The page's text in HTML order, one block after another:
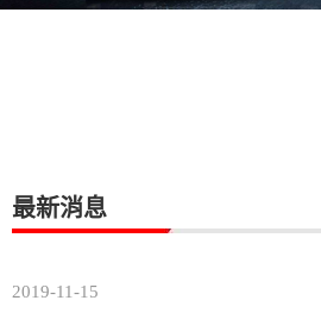
最新消息
2019-11-15